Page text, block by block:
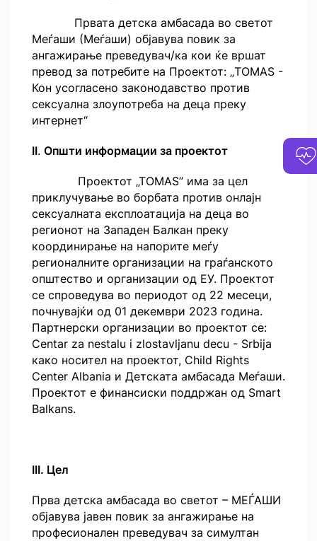
Првата детска амбасада во светот
Меѓаши (Меѓаши) објавува повик за
ангажирање преведувач/ка кои ќе вршат
превод за потребите на Проектот: „TOMAS -
Кон усогласено законодавство против
сексуална злоупотреба на деца преку
интернет“
II. Општи информации за проектот
Проектот „ТОМАЅ” има за цел
приклучување во борбата против онлајн
сексуалната експлоатација на деца во
регионот на Западен Балкан преку
координирање на напорите меѓу
регионалните организации на граѓанското
општество и организации од ЕУ. Проектот
се спроведува во периодот од 22 месеци,
почнувајќи од 01 декември 2023 година.
Партнерски организации во проектот се:
Centar za nestalu i zlostavljanu decu - Srbija
како носител на проектот, Child Rights
Center Albania и Детската амбасада Меѓаши.
Проектот е финансиски поддржан од Smart
Balkans.
III. Цел
Прва детска амбасада во светот – МЕЃАШИ
објавува јавен повик за ангажирање на
професионален преведувач за симултан